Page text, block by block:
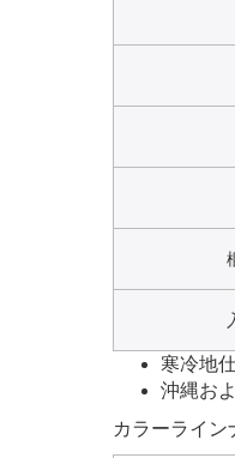
寒冷地
沖縄お
カラーライン